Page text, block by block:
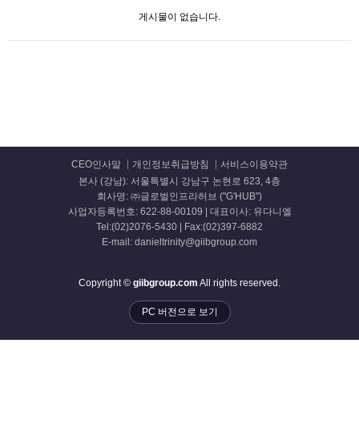
게시물이 없습니다.
CEO인사말 개인정보취급방침
서비스이용약관
본사 (강남): 서울특별시 강남구 논현로 623, 4층
회사명: ㈜글로벌인프라허브 ("G'HUB")
사업자등록번호: 622-88-00109 | 대표이사: 유다니엘
Tel:(02)2076-5430 | Fax:(02)397-6882
E-mail: danieltrinity@giibgroup.com
Copyright © giibgroup.com All rights reserved.
PC 버전으로 보기